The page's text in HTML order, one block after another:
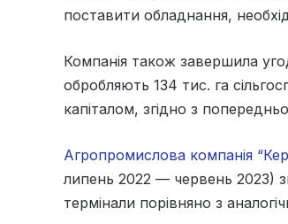
поставити обладнання,
Компанія також завершила
обробляють 134 тис. га
капіталом, згідно з
Агропромислова компанія
липень 2022 — червень 2023)
термінали порівняно з